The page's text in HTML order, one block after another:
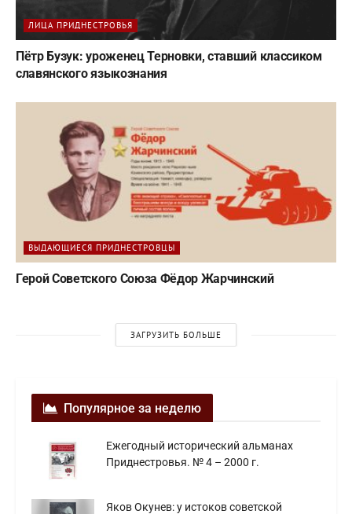
ЛИЦА ПРИДНЕСТРОВЬЯ
Пётр Бузук: уроженец Терновки, ставший классиком
славянского языкознания
ВЫДАЮЩИЕСЯ ПРИДНЕСТРОВЦЫ
Герой Советского Союза Фёдор Жарчинский
ЗАГРУЗИТЬ БОЛЬШЕ
Популярное за неделю
Ежегодный исторический альманах
Приднестровья. № 4 – 2000 г.
Яков Окунев: у истоков советской